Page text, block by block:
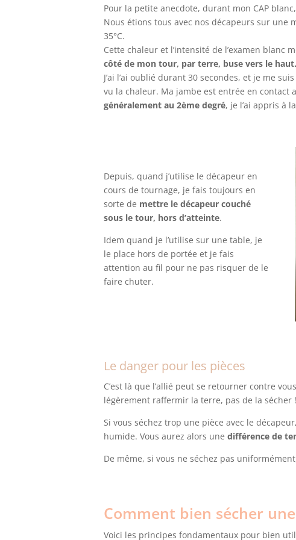
Pour la petite anecdote, durant mon CAP
Nous étions tous avec nos décapeurs sur une
35°C.
Cette chaleur et l’intensité de l’examen blanc
côté de mon tour, par terre, buse vers le haut.
J’ai l’ai oublié durant 30 secondes, et je me
vu la chaleur. Ma jambe est entrée en contact
généralement au 2ème degré, je l’ai appris à
Depuis, quand j’utilise le décapeur en
cours de tournage, je fais toujours en
sorte de mettre le décapeur couché
sous le tour, hors d’atteinte.
Idem quand je l’utilise sur une table, je
le place hors de portée et je fais
attention au fil pour ne pas risquer de le
faire chuter.
Le danger pour les pièces
C’est là que l’allié peut se retourner contre
légèrement raffermir la terre, pas de la sécher !
Si vous séchez trop une pièce avec le
humide. Vous aurez alors une différence de
De même, si vous ne séchez pas
Comment bien sécher
Voici les principes fondamentaux pour bien